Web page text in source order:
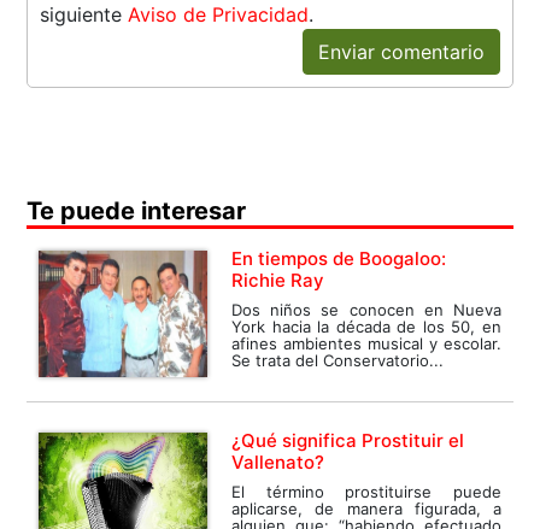
siguiente Aviso de Privacidad.
Enviar comentario
Te puede interesar
En tiempos de Boogaloo:
Richie Ray
Dos niños se conocen en Nueva
York hacia la década de los 50, en
afines ambientes musical y escolar.
Se trata del Conservatorio...
¿Qué significa Prostituir el
Vallenato?
El término prostituirse puede
aplicarse, de manera figurada, a